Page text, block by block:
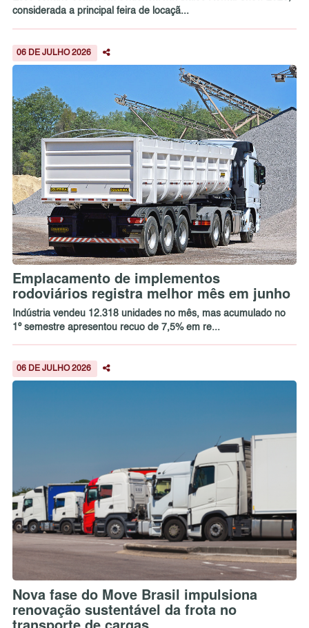
considerada a principal feira de locaçã...
06 DE JULHO 2026
Emplacamento de implementos
rodoviários registra melhor mês em junho
Indústria vendeu 12.318 unidades no mês, mas acumulado no
1º semestre apresentou recuo de 7,5% em re...
06 DE JULHO 2026
Nova fase do Move Brasil impulsiona
renovação sustentável da frota no